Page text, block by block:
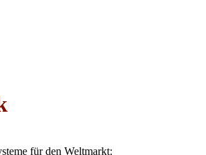
für den Weltmarkt: